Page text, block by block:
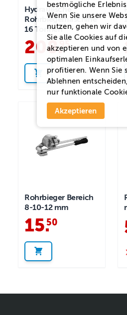
Hydraulische
Rohrbiegemaschine
16 Tonnen
208.95
Rohrbieger Bereich
8-10-12 mm
15.
50
bestmögliche
Wenn Sie unsere
nutzen, gehen wir
Sie alle Cookies auf
akzeptieren und von
optimalen
profitieren. Wenn Sie
Ablehnen
nur funktionale
Akzeptieren